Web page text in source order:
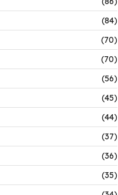
(84)
(70)
(70)
(56)
(45)
(44)
(37)
(36)
(35)